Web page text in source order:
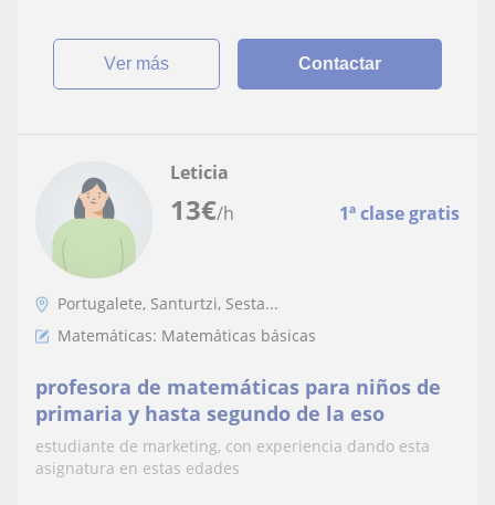
ver más Contactar
13€/h 1ª clase gratis
Leticia
Portugalete, Santurtzi, Sesta...
Matemáticas: Matemáticas básicas
profesora de matemáticas para niños de
primaria y hasta segundo de la eso
estudiante de marketing, con experiencia dando esta
asignatura en estas edades